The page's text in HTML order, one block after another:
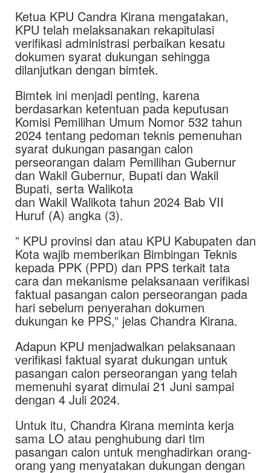
Ketua KPU Candra Kirana mengatakan,
KPU telah melaksanakan rekapitulasi
verifikasi administrasi perbaikan kesatu
dokumen syarat dukungan sehingga
dilanjutkan dengan bimtek.
Bimtek ini menjadi penting, karena
berdasarkan ketentuan pada keputusan
Komisi Pemilihan Umum Nomor 532 tahun
2024 tentang pedoman teknis pemenuhan
syarat dukungan pasangan calon
perseorangan dalam Pemilihan Gubernur
dan Wakil Gubernur, Bupati dan Wakil
Bupati, serta Walikota
dan Wakil Walikota tahun 2024 Bab VII
Huruf (A) angka (3).
” KPU provinsi dan atau KPU Kabupaten dan
Kota wajib memberikan Bimbingan Teknis
kepada PPK (PPD) dan PPS terkait tata
cara dan mekanisme pelaksanaan verifikasi
faktual pasangan calon perseorangan pada
hari sebelum penyerahan dokumen
dukungan ke PPS,” jelas Chandra Kirana.
Adapun KPU menjadwalkan pelaksanaan
verifikasi faktual syarat dukungan untuk
pasangan calon perseorangan yang telah
memenuhi syarat dimulai 21 Juni sampai
dengan 4 Juli 2024.
Untuk itu, Chandra Kirana meminta kerja
sama LO atau penghubung dari tim
pasangan calon untuk menghadirkan orang-
orang yang menyatakan dukungan dengan